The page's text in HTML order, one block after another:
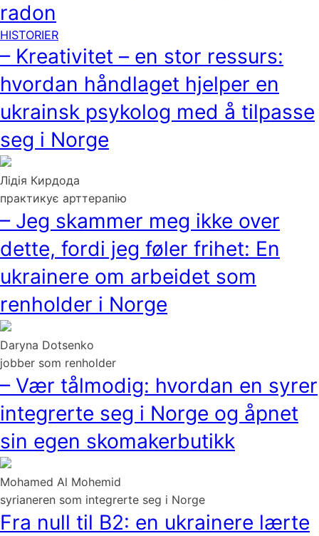
radon
HISTORIER
– Kreativitet – en stor ressurs:
hvordan håndlaget hjelper en
ukrainsk psykolog med å tilpasse
seg i Norge
Лідія Кирдода
практикує арттерапію
– Jeg skammer meg ikke over
dette, fordi jeg føler frihet: En
ukrainere om arbeidet som
renholder i Norge
Daryna Dotsenko
jobber som renholder
– Vær tålmodig: hvordan en syrer
integrerte seg i Norge og åpnet
sin egen skomakerbutikk
Mohamed Al Mohemid
syrianeren som integrerte seg i Norge
Fra null til B2: en ukrainere lærte